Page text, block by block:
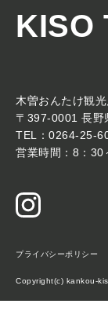
KISO
木曽おんたけ観光
〒397-0001 長野
TEL：0264-25-
営業時間：8：30
プライバシーポリシー
Copyright(c) kankou-